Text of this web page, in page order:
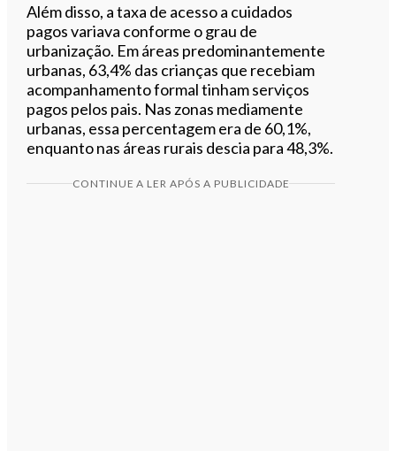
Além disso, a taxa de acesso a cuidados
pagos variava conforme o grau de
urbanização. Em áreas predominantemente
urbanas, 63,4% das crianças que recebiam
acompanhamento formal tinham serviços
pagos pelos pais. Nas zonas mediamente
urbanas, essa percentagem era de 60,1%,
enquanto nas áreas rurais descia para 48,3%.
CONTINUE A LER APÓS A PUBLICIDADE